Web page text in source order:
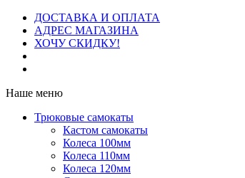
ДОСТАВКА И ОПЛАТА
АДРЕС МАГАЗИНА
ХОЧУ СКИДКУ!
Наше меню
Трюковые самокаты
Кастом самокаты
Колеса 100мм
Колеса 110мм
Колеса 120мм